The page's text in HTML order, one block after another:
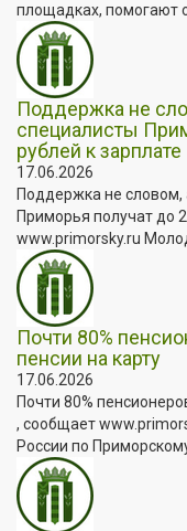
площадках, помогают
Поддержка не
специалисты
рублей к зарплате
17.06.2026
Поддержка не
Приморья получат до
www.primorsky.ru
Почти 80%
пенсии на карту
17.06.2026
Почти 80%
, сообщает
России по